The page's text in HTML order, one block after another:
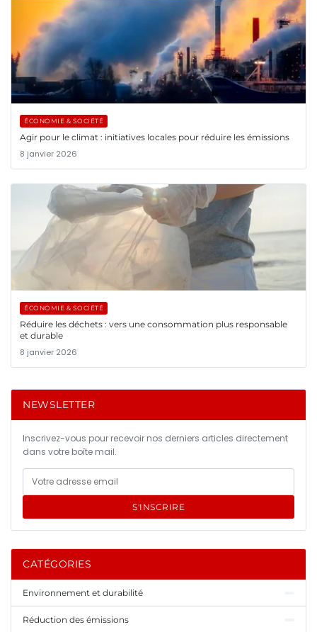
ÉCONOMIE & SOCIÉTÉ
Agir pour le climat : initiatives locales pour réduire les émissions
8 janvier 2026
ÉCONOMIE & SOCIÉTÉ
Réduire les déchets : vers une consommation plus responsable
et durable
8 janvier 2026
NEWSLETTER
Inscrivez-vous pour recevoir nos derniers articles directement
dans votre boîte mail.
S'INSCRIRE
CATÉGORIES
Environnement et durabilité
Réduction des émissions